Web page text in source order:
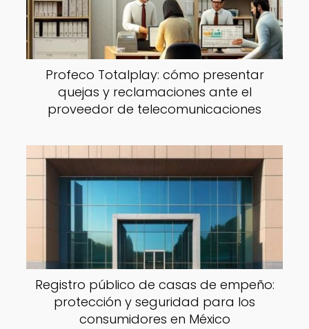
Profeco Totalplay: cómo presentar
quejas y reclamaciones ante el
proveedor de telecomunicaciones
Registro público de casas de empeño:
protección y seguridad para los
consumidores en México